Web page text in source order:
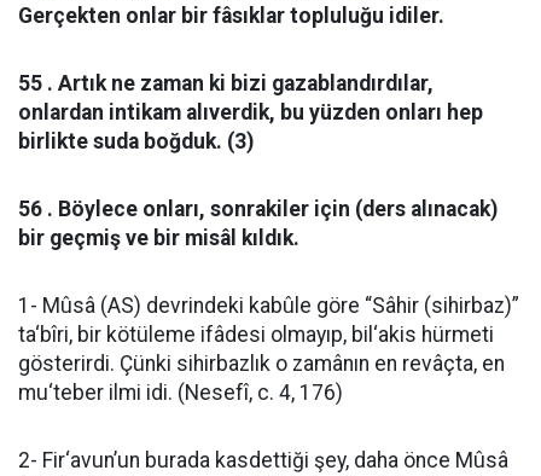
Gerçekten onlar bir fâsıklar topluluğu idiler.
55 . Artık ne zaman ki bizi gazablandırdılar,
onlardan intikam alıverdik, bu yüzden onları hep
birlikte suda boğduk. (3)
56 . Böylece onları, sonrakiler için (ders alınacak)
bir geçmiş ve bir misâl kıldık.
1- Mûsâ (AS) devrindeki kabûle göre “Sâhir (sihirbaz)”
ta‘bîri, bir kötüleme ifâdesi olmayıp, bil‘akis hürmeti
gösterirdi. Çünki sihirbazlık o zamânın en revâçta, en
mu‘teber ilmi idi. (Nesefî, c. 4, 176)
2- Fir‘avun’un burada kasdettiği şey, daha önce Mûsâ